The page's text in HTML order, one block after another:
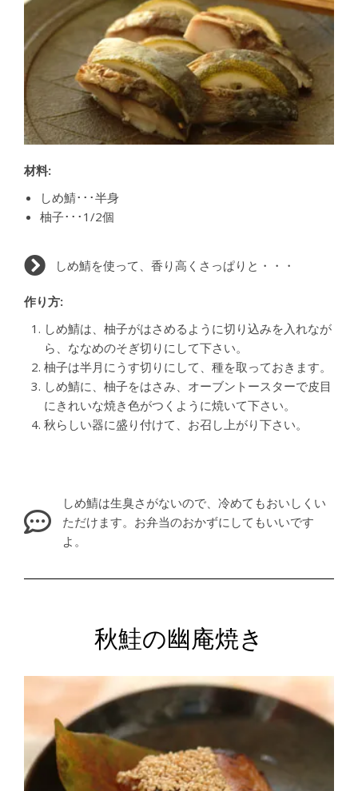
材料:
しめ鯖･･･半身
柚子･･･1/2個
しめ鯖を使って、香り高くさっぱりと・・・
作り方:
しめ鯖は、柚子がはさめるように切り込みを入れなが
ら、ななめのそぎ切りにして下さい。
柚子は半月にうす切りにして、種を取っておきます。
しめ鯖に、柚子をはさみ、オーブントースターで皮目
にきれいな焼き色がつくように焼いて下さい。
秋らしい器に盛り付けて、お召し上がり下さい。
しめ鯖は生臭さがないので、冷めてもおいしくい
ただけます。お弁当のおかずにしてもいいです
よ。
秋鮭の幽庵焼き